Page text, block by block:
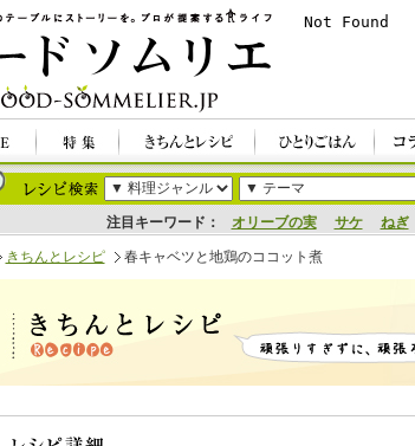
注目キーワード： オリーブの実 サケ ねぎ
きちんとレシピ 春キャベツと地鶏のココット煮